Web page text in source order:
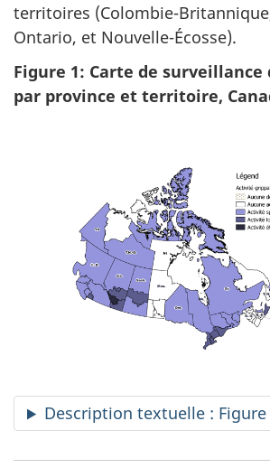
territoires (Colombie-
Ontario, et Nouvelle-Écosse).
Figure 1: Carte de surveillance
par province et territoire,
Description textuelle : Figure